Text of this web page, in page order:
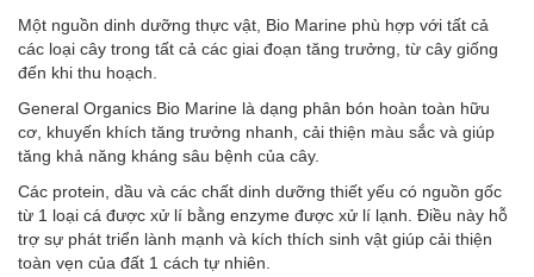
Một nguồn dinh dưỡng thực vật, Bio Marine phù hợp với tất cả
các loại cây trong tất cả các giai đoạn tăng trưởng, từ cây giống
đến khi thu hoạch.
General Organics Bio Marine là dạng phân bón hoàn toàn hữu
cơ, khuyến khích tăng trưởng nhanh, cải thiện màu sắc và giúp
tăng khả năng kháng sâu bệnh của cây.
Các protein, dầu và các chất dinh dưỡng thiết yếu có nguồn gốc
từ 1 loại cá được xử lí bằng enzyme được xử lí lạnh. Điều này hỗ
trợ sự phát triển lành mạnh và kích thích sinh vật giúp cải thiện
toàn vẹn của đất 1 cách tự nhiên.